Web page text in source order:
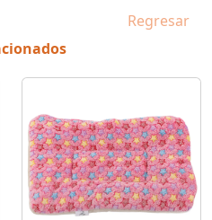
Regresar